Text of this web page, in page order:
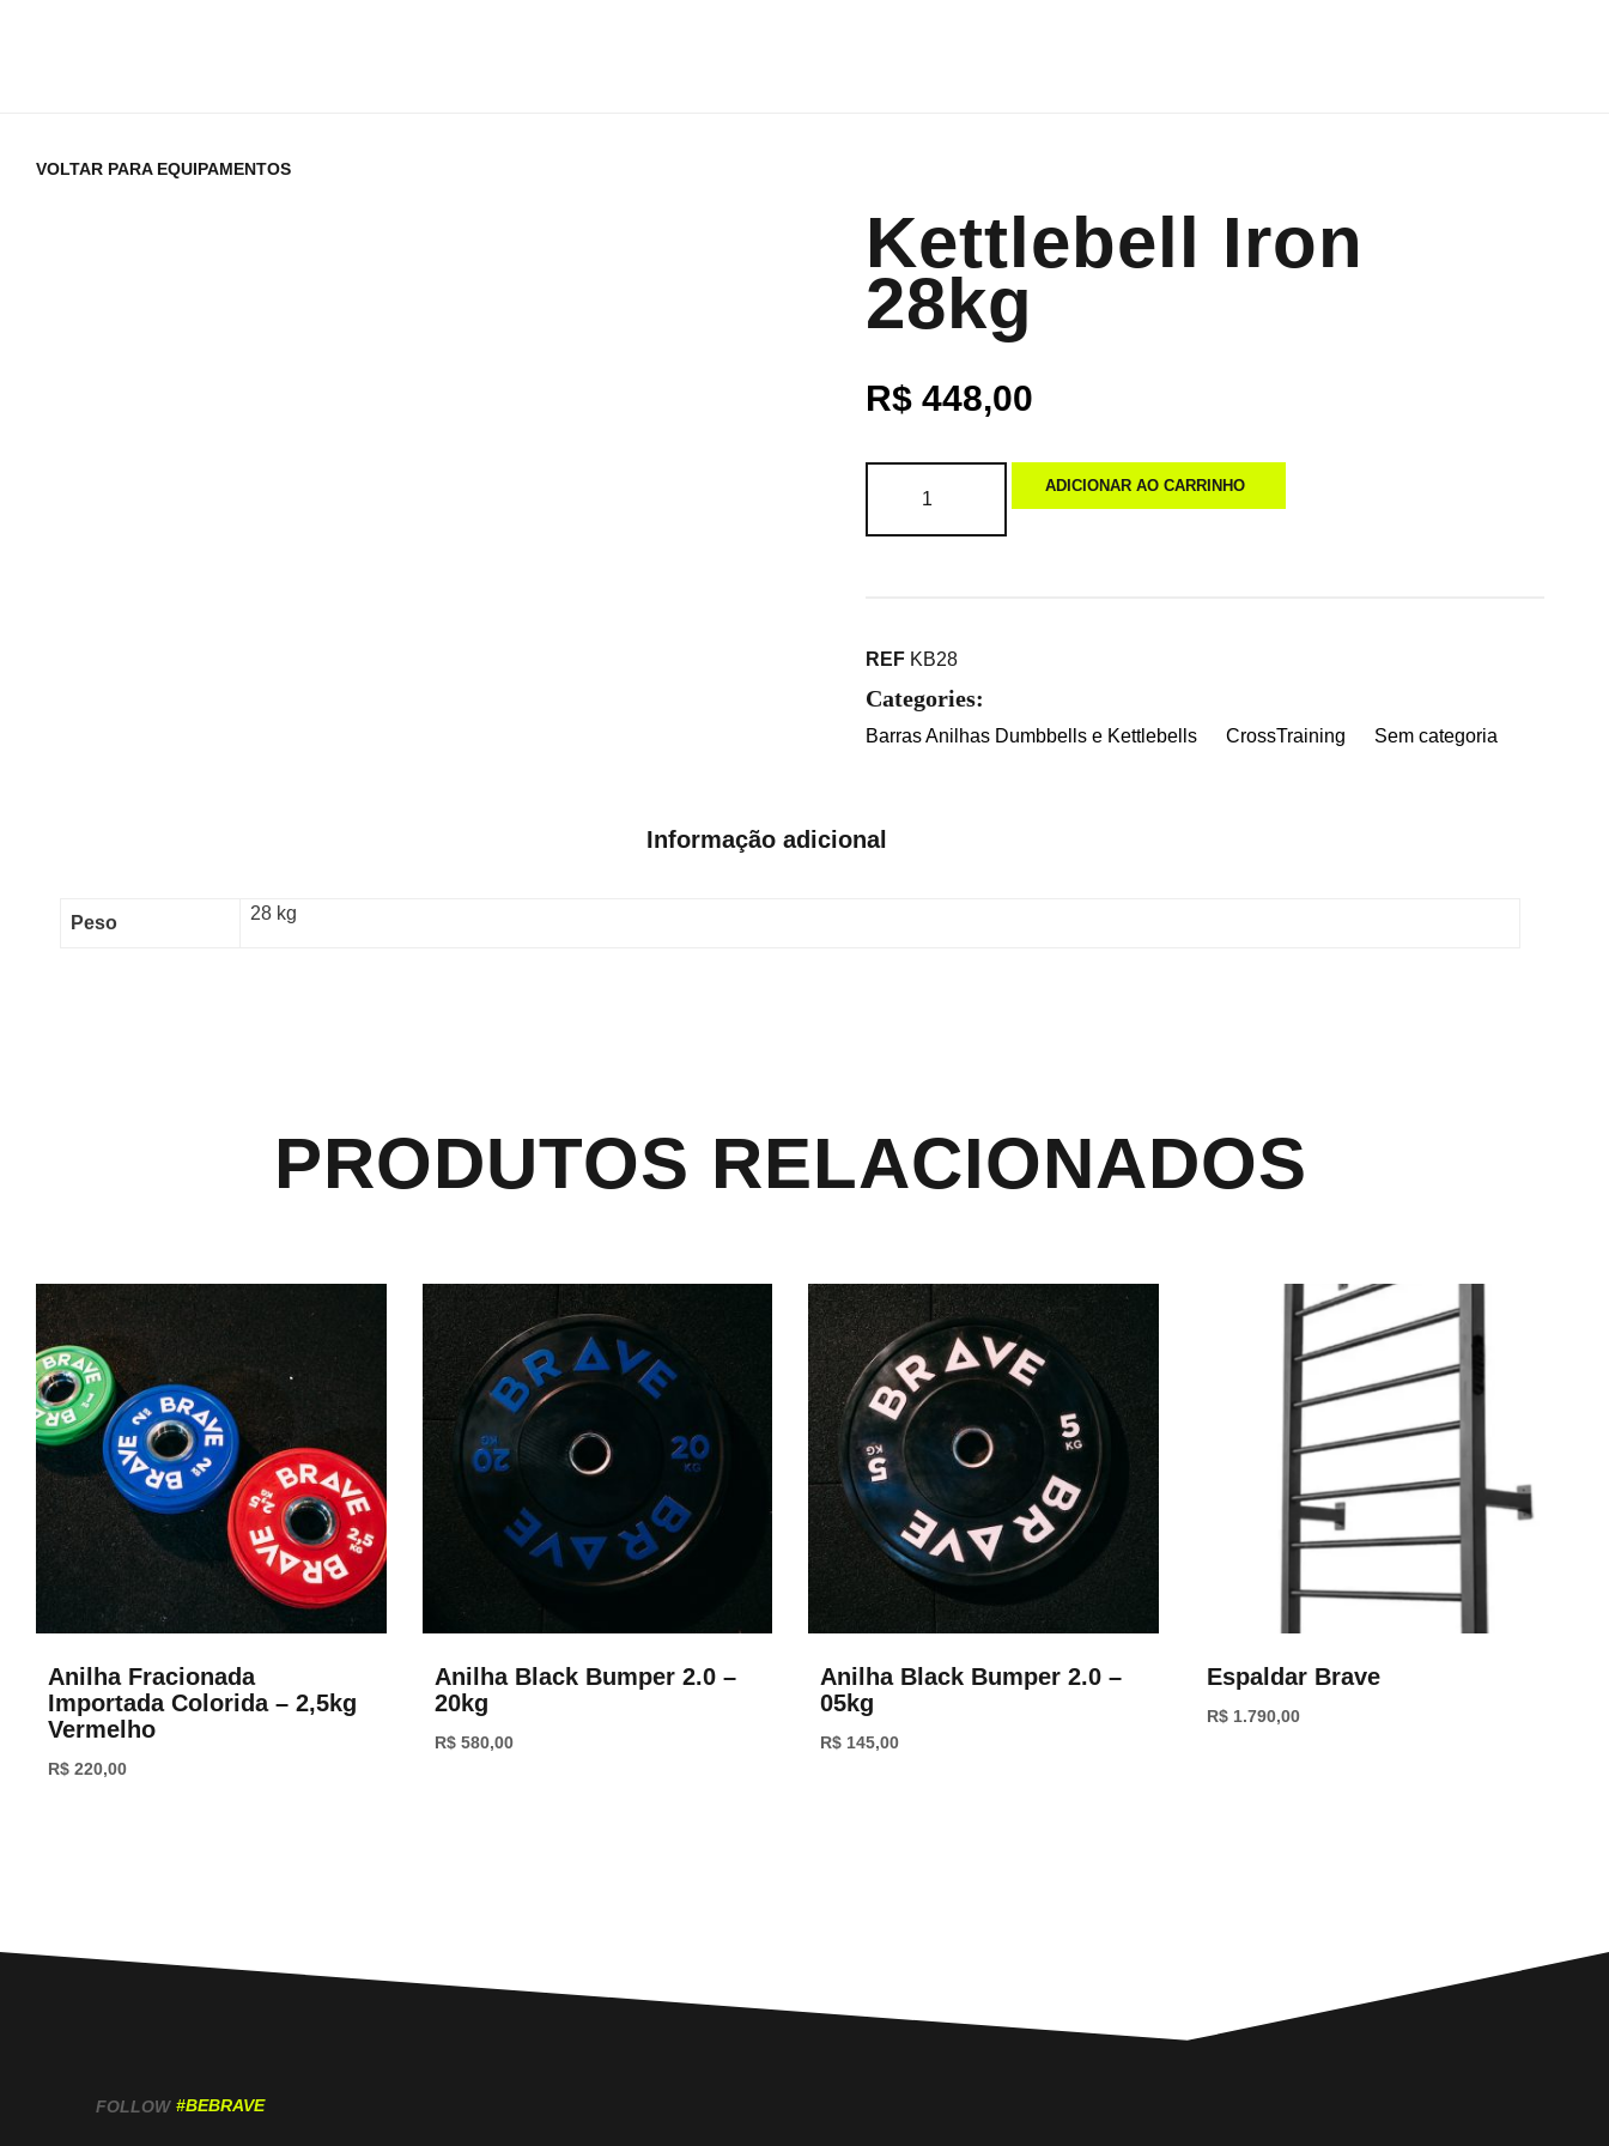
VOLTAR PARA EQUIPAMENTOS
Kettlebell Iron
28kg
R$ 448,00
ADICIONAR AO CARRINHO
REF KB28
Categories:
Barras Anilhas Dumbbells e Kettlebells CrossTraining Sem categoria
Informação adicional
Peso 28 kg
PRODUTOS RELACIONADOS
Anilha Fracionada
Importada Colorida – 2,5kg
Vermelho
R$ 220,00
Anilha Black Bumper 2.0 –
20kg
R$580,00
Anilha Black Bumper 2.0 –
05kg
R$ 145,00
Espaldar Brave
R$1.790,00
FOLLOW #BEBRAVE